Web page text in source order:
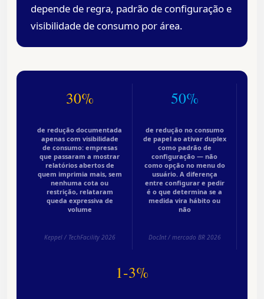
depende de regra, padrão de configuração e
visibilidade de consumo por área.
30%
de redução documentada
apenas com visibilidade
de consumo: empresas
que passaram a mostrar
relatórios abertos de
quem imprimia mais, sem
nenhuma cota ou
restrição, relataram
queda expressiva de
volume
Keppel / TechFacility 2026
50%
de redução no consumo
de papel ao ativar duplex
como padrão de
configuração — não
como opção no menu do
usuário. A diferença
entre configurar e pedir
é o que determina se a
medida vira hábito ou
não
DocInt / mercado BR 2026
1-3%